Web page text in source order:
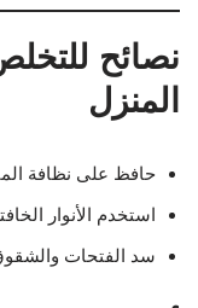
نصائح
المنزل
حافظ على نظافة
استخدم الأنوار
سد الفتحات